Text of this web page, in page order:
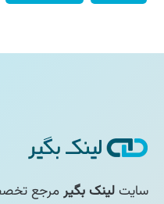
سایتلینک بگیرمرجع